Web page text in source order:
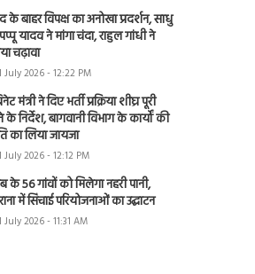
बाहर विपक्ष का अनोखा प्रदर्शन, साधु
यादव ने मांगा चंदा, राहुल गांधी ने
चढ़ावा
July 2026 - 12:22 PM
मंत्री ने दिए भर्ती प्रक्रिया शीघ्र पूरी
निर्देश, बागवानी विभाग के कार्यों की
का लिया जायजा
July 2026 - 12:12 PM
के 56 गांवों को मिलेगा नहरी पानी,
में सिंचाई परियोजनाओं का उद्घाटन
July 2026 - 11:31 AM